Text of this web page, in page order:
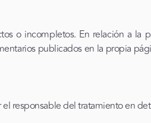
o incompletos. En relación a la
publicados en la propia
responsable del tratamiento en